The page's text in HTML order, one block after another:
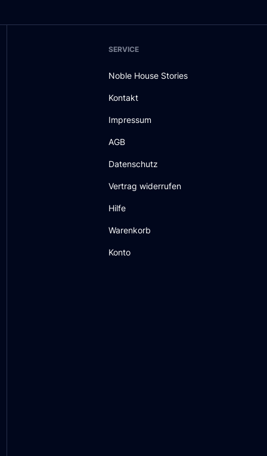
SERVICE
Noble House Stories
Kontakt
Impressum
AGB
Datenschutz
Vertrag widerrufen
Hilfe
Warenkorb
Konto